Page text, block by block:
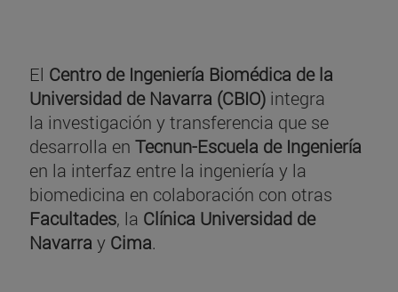
El Centro de Ingeniería Biomédica de la
Universidad de Navarra (CBIO) integra
la investigación y transferencia que se
desarrolla en Tecnun-Escuela de Ingeniería
en la interfaz entre la ingeniería y la
biomedicina en colaboración con otras
Facultades, la Clínica Universidad de
Navarra y Cima.